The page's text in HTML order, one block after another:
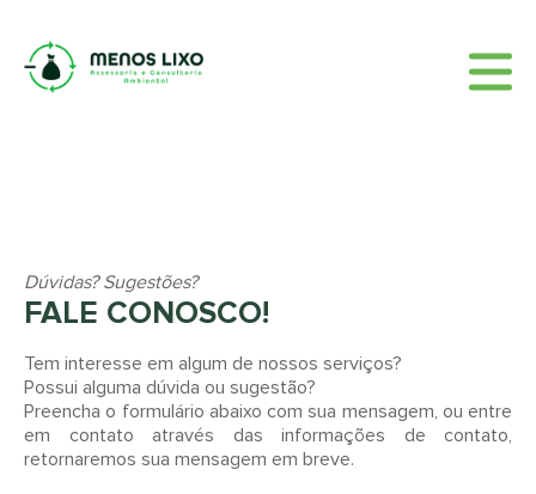
QUEM SOMOS
SERVIÇOS
Dúvidas? Sugestões?
FALE CONOSCO!
Tem interesse em algum de nossos serviços?
Possui alguma dúvida ou sugestão?
Preencha o formulário abaixo com sua mensagem, ou entre
em contato através das informações de contato,
retornaremos sua mensagem em breve.